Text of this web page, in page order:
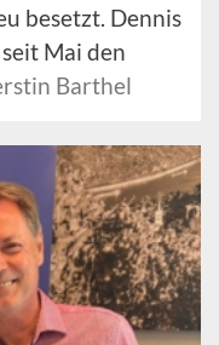
besetzt. Dennis
Mai den
Barthel